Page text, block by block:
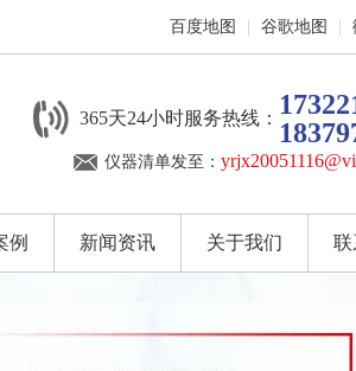
百度地图 谷歌地图
365天24小时服务热线：
仪器清单发至：
例 新闻资讯 关于我们 联